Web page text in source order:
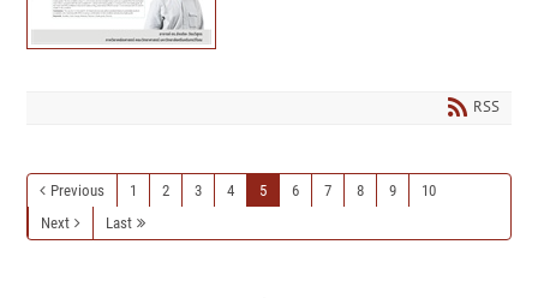
RSS
Previous 1 2 3 4 5 6 7 8 9
10
Next
Last